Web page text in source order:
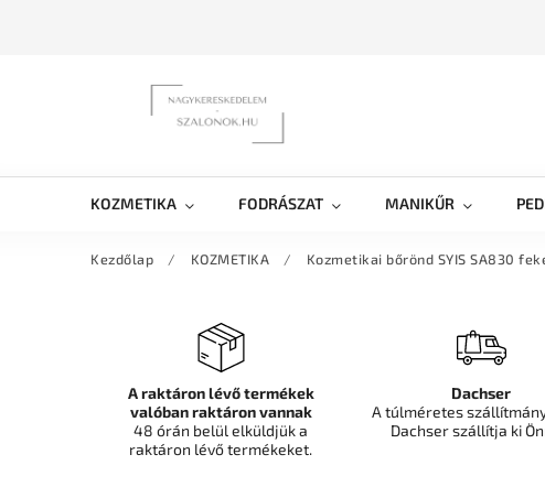
KOZMETIKA FODRÁSZAT MANIKŰR
Kezdőlap / KOZMETIKA / Kozmetikai bőrönd SYIS SA830
A raktáron lévő termékek
valóban raktáron vannak
48 órán belül elküldjük a
raktáron lévő termékeket.
Dachser
A túlméretes
Dachser szállítja ki